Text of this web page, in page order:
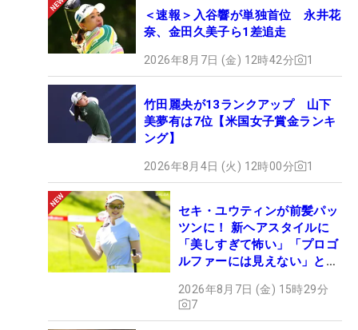
＜速報＞入谷響が単独首位 永井花
奈、金田久美子ら1差追走
2026年8月7日 (金) 12時42分 1
竹田麗央が13ランクアップ 山下
美夢有は7位【米国女子賞金ランキ
ング】
2026年8月4日 (火) 12時00分 1
セキ・ユウティンが前髪パッ
ツンに！ 新ヘアスタイルに
「美しすぎて怖い」「プロゴ
ルファーには見えない」とコ
2026年8月7日 (金) 15時29分
7